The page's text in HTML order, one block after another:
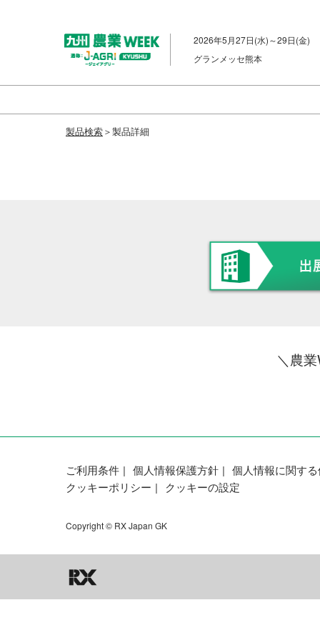
ッ
プ
進
む
2026年5月27日(水)～29日(金)
グランメッセ熊本
製品検索＞製品詳細
＼農
ご利用条件 個人情報保護方針
個人情報に関す
クッキーポリシー
クッキーの設定
Copyright © RX Japan GK